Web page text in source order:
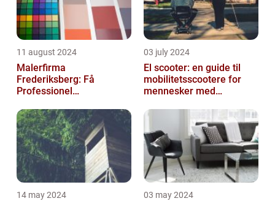
11 august 2024
Malerfirma
Frederiksberg: Få
Professionel
eller virksomhed
03 july 2024
El scooter: en guide til
mobilitetsscootere for
mennesker med
14 may 2024 03 may 2024